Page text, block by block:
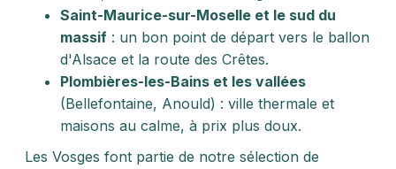
Saint-Maurice-sur-Moselle et le sud du
massif : un bon point de départ vers le ballon
d'Alsace et la route des Crêtes.
Plombières-les-Bains et les vallées
(Bellefontaine, Anould) : ville thermale et
maisons au calme, à prix plus doux.
Les Vosges font partie de notre sélection de